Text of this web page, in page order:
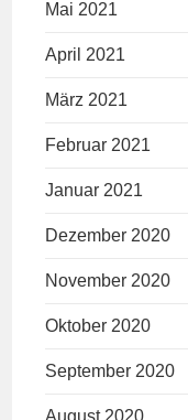
Mai 2021
April 2021
März 2021
Februar 2021
Januar 2021
Dezember 2020
November 2020
Oktober 2020
September 2020